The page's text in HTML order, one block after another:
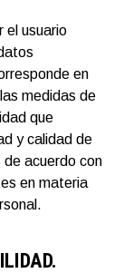
el usuario
en
medidas de
que
y calidad de
de acuerdo con
en materia